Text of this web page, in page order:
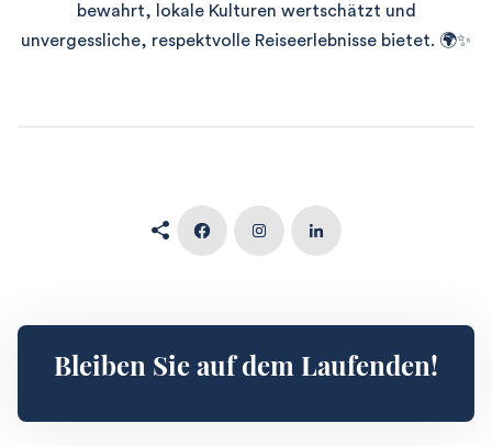
bewahrt, lokale Kulturen wertschätzt und
unvergessliche, respektvolle Reiseerlebnisse bietet. 🌍✨
Bleiben Sie auf dem Laufenden!